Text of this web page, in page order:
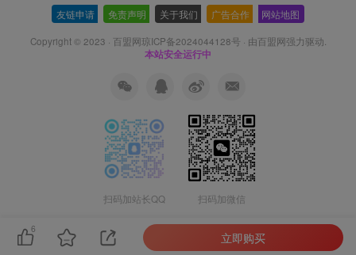
友链申请 免责声明 关于我们 广告合作 网站地图
Copyright © 2023 · 百盟网琼ICP备2024044128号 · 由百盟网强力驱动.
本站安全运行中
扫码加站长QQ 扫码加微信
6
立即购买